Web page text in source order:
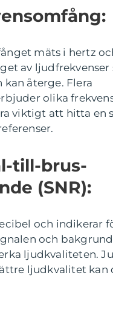
mäts i hertz
av ljudfrekvenser
kan återge. Flera
olika
viktigt att hitta en
till-brus-
(SNR):
och indikerar
och
ljudkvaliteten.
ljudkvalitet kan